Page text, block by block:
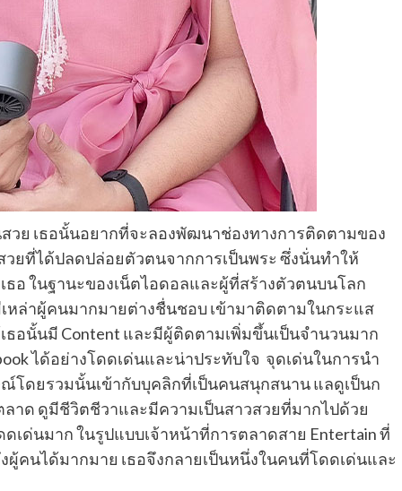
วย เธอนั้นอยากที่จะลองพัฒนาช่องทางการติดตามของ
วยที่ได้ปลดปล่อยตัวตนจากการเป็นพระ ซึ่งนั่นทำให้
อ ในฐานะของเน็ตไอดอลและผู้ที่สร้างตัวตนบนโลก
หล่าผู้คนมากมายต่างชื่นชอบ เข้ามาติดตามในกระแส
ธอนั้นมี Content และมีผู้ติดตามเพิ่มขึ้นเป็นจำนวนมาก
ได้อย่างโดดเด่นและน่าประทับใจ จุดเด่นในการนำ
ณ์โดยรวมนั้นเข้ากับบุคลิกที่เป็นคนสนุกสนาน แลดูเป็นก
าด ดูมีชีวิตชีวาและมีความเป็นสาวสวยที่มากไปด้วย
เด่นมาก ในรูปแบบเจ้าหน้าที่การตลาดสาย Entertain ที่
ผู้คนได้มากมาย เธอจึงกลายเป็นหนึ่งในคนที่โดดเด่นและ